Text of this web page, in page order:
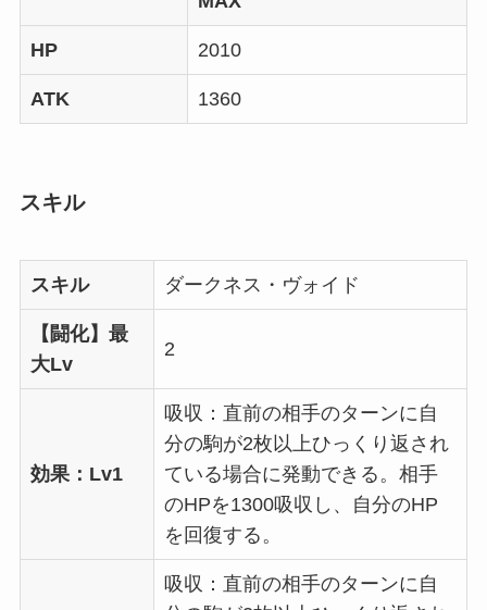
HP 2010
ATK 1360
スキル
スキル ダークネス・ヴォイド
【闘化】最
大Lv
2
効果：Lv1
吸収：直前の相手のターンに自
分の駒が2枚以上ひっくり返され
ている場合に発動できる。相手
のHPを1300吸収し、自分のHP
を回復する。
吸収：直前の相手のターンに自